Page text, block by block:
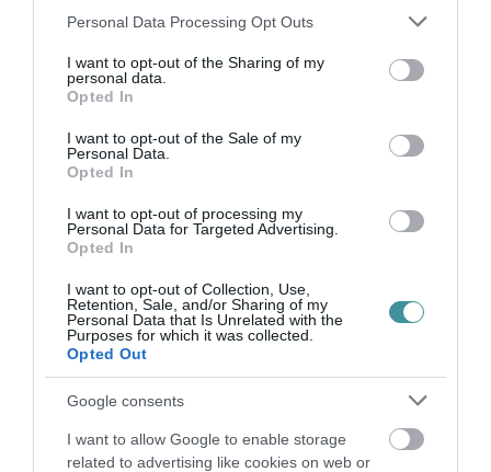
Please note that this website/app uses one or more Google
not limited to your visit or usage behaviour. You may click to
grant or deny consent to Google and its third-party tags to
use your data for below specified purposes in below Google
consent section.
Personal Data Processing Opt Outs
I want to opt-out of the Sharing of my
personal data.
Opted In
I want to opt-out of the Sale of my
Personal Data.
Opted In
I want to opt-out of processing my
Personal Data for Targeted Advertising.
Opted In
I want to opt-out of Collection, Use,
Retention, Sale, and/or Sharing of my
Personal Data that Is Unrelated with the
Purposes for which it was collected.
Opted Out
Google consents
I want to allow Google to enable storage
related to advertising like cookies on web or
Akinek bármilyen kérdése van a virágokkal
kapcsolatban, vagy szeretné árusítani azokat
Egerben vagy a környéken található
virágboltjában, hívja ezt a számot: +3670/415-
6700.